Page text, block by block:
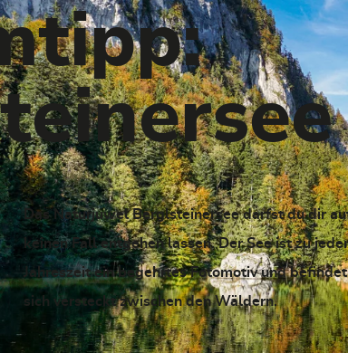
Das Naturjuwel Berglsteinersee darfst du dir
keinen Fall entgehen lassen. Der See ist zu jeder
Jahreszeit ein begehrtes Fotomotiv und befindet
sich versteckt zwischen den Wäldern.